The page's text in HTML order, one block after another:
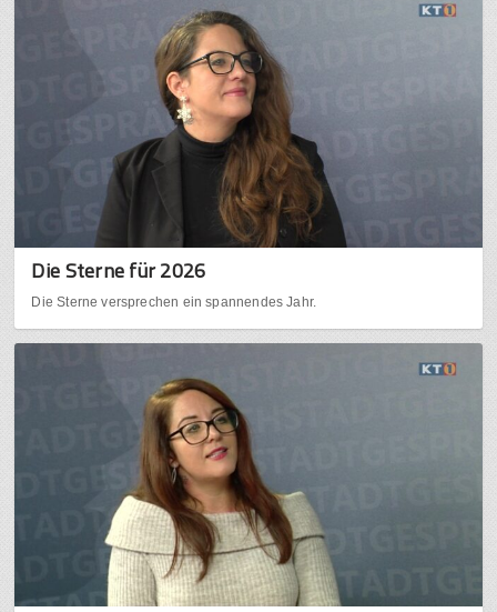
Die Sterne für 2026
Die Sterne versprechen ein spannendes Jahr.